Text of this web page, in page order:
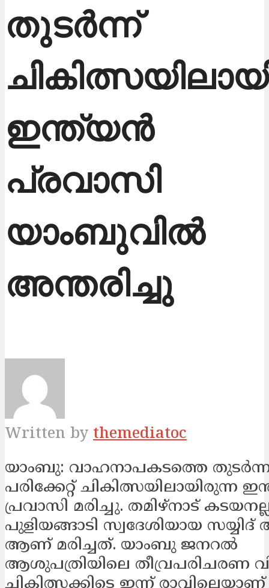
തുട‍ർന്ന്
ഇന്ത്യൻ
പ്രവാസി
യാംബുവിൽ
അന്തരിച്ചു
Written by themediatoc
യാംബു: വാഹനാപകടത്തെ
പരിക്കേറ്റ് ചികിത്സയിലായിരുന്ന
പ്രവാസി മരിച്ചു. തമിഴ്‌നാട്
പുളിയങ്ങാടി സ്വദേശിയായ സയ്യിദ്
ആണ് മരിച്ചത്. യാംബു ജനറല്‍
ആശുപത്രിയിലെ തീവ്രപരിചരണ